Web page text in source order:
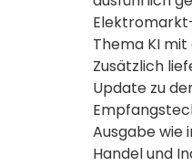
Thema KI
Zusätzlich
Update zu
Ausgabe wie
Handel und